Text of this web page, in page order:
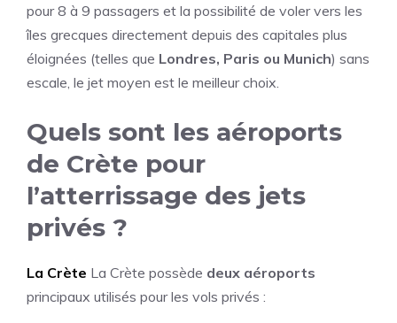
pour 8 à 9 passagers et la possibilité de voler vers les
îles grecques directement depuis des capitales plus
éloignées (telles que Londres, Paris ou Munich) sans
escale, le jet moyen est le meilleur choix.
Quels sont les aéroports
de Crète pour
l’atterrissage des jets
privés ?
La Crète La Crète possède deux aéroports
principaux utilisés pour les vols privés :